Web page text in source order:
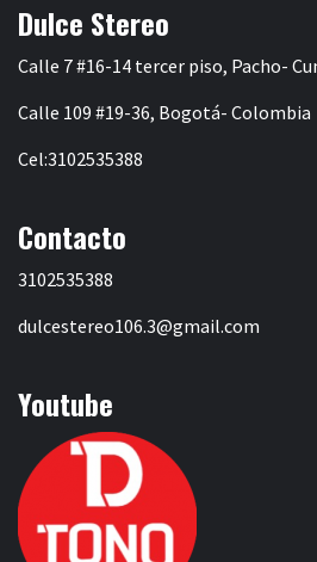
Dulce Stereo
Calle 7 #16-14 tercer piso, Pacho-
Calle 109 #19-36, Bogotá- Colombia
Cel:3102535388
Contacto
3102535388
dulcestereo106.3@gmail.com
Youtube